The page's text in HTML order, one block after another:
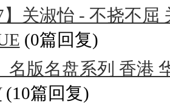
】关淑怡 - 不挠不
(0篇回复)
名版名盘系列 香港
(10篇回复)